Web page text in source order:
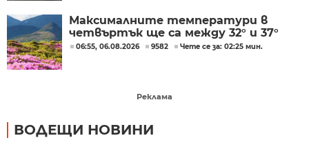
Максималните температури в
четвъртък ще са между 32° и 37°
06:55, 06.08.2026 9582 Чете се за: 02:25 мин.
Реклама
ВОДЕЩИ НОВИНИ